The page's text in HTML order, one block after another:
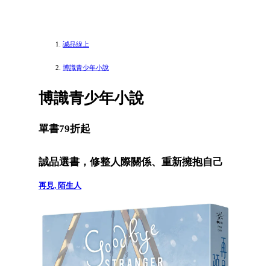
誠品線上
博識青少年小說
博識青少年小說
單書79折起
誠品選書，修整人際關係、重新擁抱自己
再見, 陌生人